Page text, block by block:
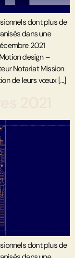
dont plus de
dans une
2021
design –
Notariat Mission
de leurs vœux […]
dont plus de